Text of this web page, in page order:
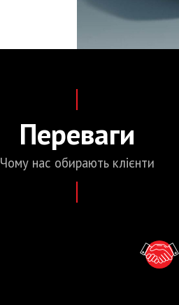
Переваги
Чому нас обираютьклієнти